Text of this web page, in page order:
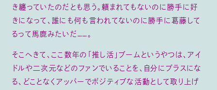
き纏っていたのだとも思う。頼まれてもないのに勝手に好
きになって、誰にも何も言われてないのに勝手に葛藤して
るって馬鹿みたいだ……。
そこへきて、ここ数年の「推し活」ブームというやつは、アイ
ドルや二次元などのファンでいることを、自分にプラスにな
る、どことなくアッパーでポジティブな活動として取り上げ